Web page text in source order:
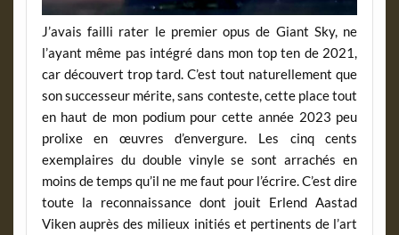
J’avais failli rater le premier opus de Giant Sky, ne
l’ayant même pas intégré dans mon top ten de 2021,
car découvert trop tard. C’est tout naturellement que
son successeur mérite, sans conteste, cette place tout
en haut de mon podium pour cette année 2023 peu
prolixe en œuvres d’envergure. Les cinq cents
exemplaires du double vinyle se sont arrachés en
moins de temps qu’il ne me faut pour l’écrire. C’est dire
toute la reconnaissance dont jouit Erlend Aastad
Viken auprès des milieux initiés et pertinents de l’art